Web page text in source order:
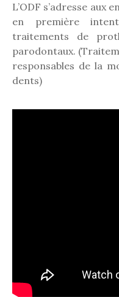
L’ODF s’adresse aux
en première
traitements de
parodontaux.
responsables de la
dents)